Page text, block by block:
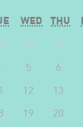
WED THU
29 30
5 6
12 13
19 20